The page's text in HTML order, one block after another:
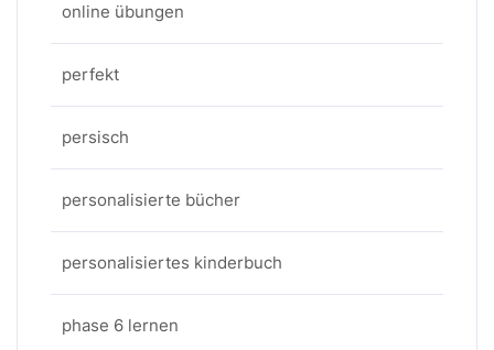
online übungen
perfekt
persisch
personalisierte bücher
personalisiertes kinderbuch
phase 6 lernen